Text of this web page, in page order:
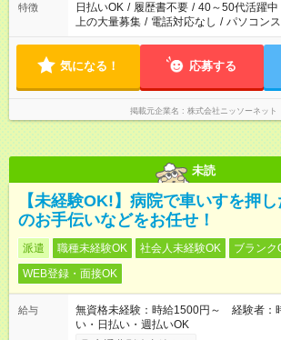
特徴 日払いOK / 履歴書不要 / 40～50代活躍中
上の大量募集 / 電話対応なし / パソコン
気になる！ 応募する
掲載元企業名 株式会社ニッソーネット
未読
【未経験OK!】病院で車いすを押
のお手伝いなどをお任せ！
派遣 職種未経験OK 社会人未経験OK
ブランク
WEB登録・面接OK
給与
無資格未経験：時給1500円～ 経験者
い・日払い・週払いOK